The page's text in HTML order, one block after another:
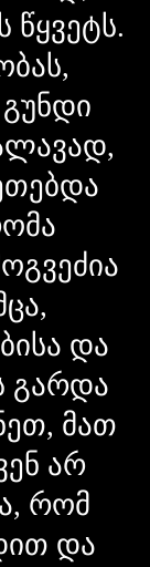
წყვეტს.
და
გარდა
მათ
არ
რომ
და